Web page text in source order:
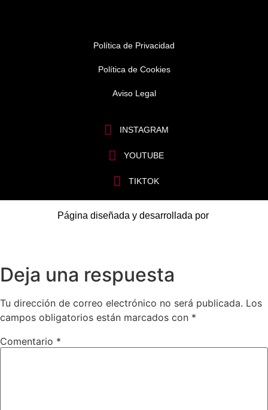
Política de Privacidad
Política de Cookies
Aviso Legal
INSTAGRAM
YOUTUBE
TIKTOK
Página diseñada y desarrollada por
Deja una respuesta
Tu dirección de correo electrónico no será publicada. Los
campos obligatorios están marcados con *
Comentario *